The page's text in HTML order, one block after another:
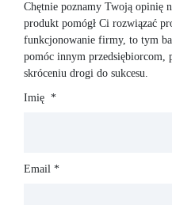
Chętnie poznamy Twoją opinię
produkt pomógł Ci rozwiązać
funkcjonowanie firmy, to tym
pomóc innym przedsiębiorcom,
skróceniu drogi do sukcesu.
Imię *
Email *